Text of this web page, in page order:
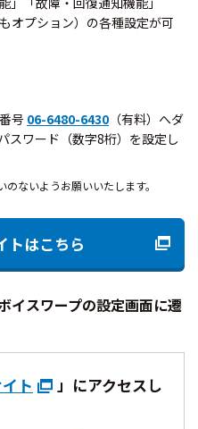
オプション）の各種設定が可
号 06-6480-6430 （有料）へダ
スワード（数字8桁）を設定し
ないようお願いいたします。
トはこちら
イスワープの設定画面に遷
ト
」にアクセスし